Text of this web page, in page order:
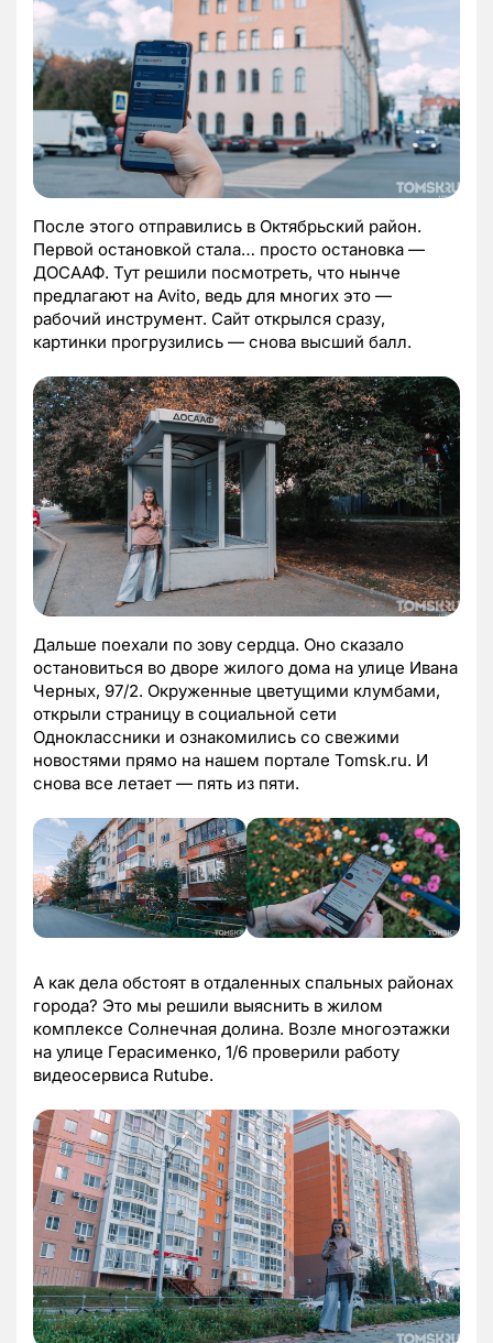
После этого отправились в Октябрьский район.
Первой остановкой стала… просто остановка —
ДОСААФ. Тут решили посмотреть, что нынче
предлагают на Avito, ведь для многих это —
рабочий инструмент. Сайт открылся сразу,
картинки прогрузились — снова высший балл.
Дальше поехали по зову сердца. Оно сказало
остановиться во дворе жилого дома на улице Ивана
Черных, 97/2. Окруженные цветущими клумбами,
открыли страницу в социальной сети
Одноклассники и ознакомились со свежими
новостями прямо на нашем портале Tomsk.ru. И
снова все летает — пять из пяти.
А как дела обстоят в отдаленных спальных районах
города? Это мы решили выяснить в жилом
комплексе Солнечная долина. Возле многоэтажки
на улице Герасименко, 1/6 проверили работу
видеосервиса Rutube.